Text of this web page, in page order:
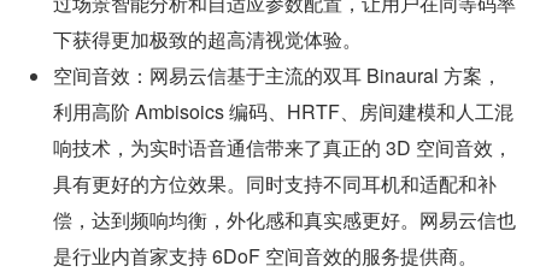
下获得更加极致的超高清视觉体验。
空间音效：网易云信基于主流的双耳 Binaural 方案，
利用高阶 Ambisoics 编码、HRTF、房间建模和人工混
响技术，为实时语音通信带来了真正的 3D 空间音效，
具有更好的方位效果。同时支持不同耳机和适配和补
偿，达到频响均衡，外化感和真实感更好。网易云信也
是行业内首家支持 6DoF 空间音效的服务提供商。